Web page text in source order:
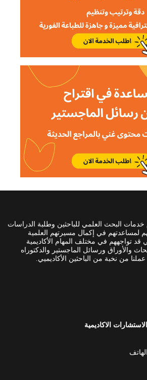
البحث العلمي للباحثين وطلبة الدراسات
لمساعدتهم في إكمال مسيرتهم العلمية
قد تواجههم في مختلف المهام الأكاديمية
والأوراق ورسائل الماجستير والدكتوراه
من نخبة من الباحثين الأكاديميي.
الاكاديمية